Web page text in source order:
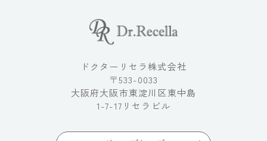
ドクターリセラ株式会社
〒533-0033
大阪府大阪市東淀川区東中島
1-7-17リセラビル